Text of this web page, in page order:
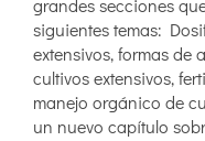
grandes secciones
siguientes temas:
extensivos, formas de
cultivos extensivos,
manejo orgánico de
un nuevo capítulo